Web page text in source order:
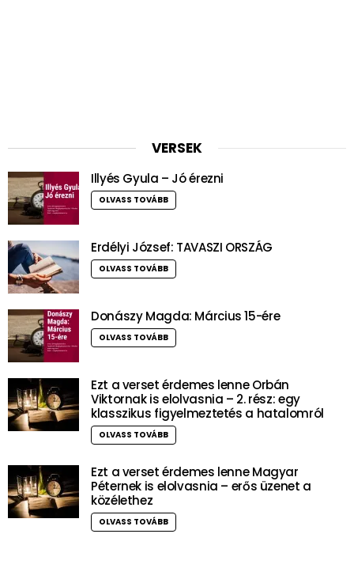
VERSEK
Illyés Gyula – Jó érezni
OLVASS TOVÁBB
Erdélyi József: TAVASZI ORSZÁG
OLVASS TOVÁBB
Donászy Magda: Március 15-ére
OLVASS TOVÁBB
Ezt a verset érdemes lenne Orbán
Viktornak is elolvasnia – 2. rész: egy
klasszikus figyelmeztetés a hatalomról
OLVASS TOVÁBB
Ezt a verset érdemes lenne Magyar
Péternek is elolvasnia – erős üzenet a
közélethez
OLVASS TOVÁBB